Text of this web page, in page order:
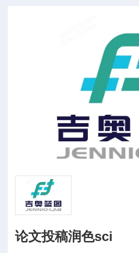
论文投稿润色sci